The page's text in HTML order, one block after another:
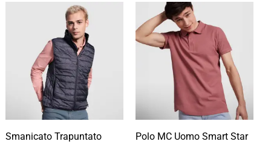
Smanicato Trapuntato
Fascia
di
prezzo:
da
17,49 €
a
24,99 €
Polo MC Uomo Smart Star
Fascia
di
prezzo:
9,80 €
a
14,00 €